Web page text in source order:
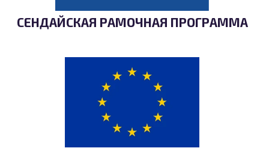
СЕНДАЙСКАЯ РАМОЧНАЯ ПРОГРАММА